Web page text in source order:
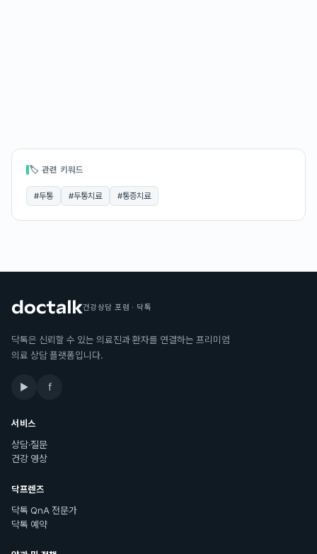
🏷 관련 키워드
#두통 #두통치료 #통증치료
건강상담 포럼 · 닥톡
닥톡은 신뢰할 수 있는 의료진과 환자를 연결하는 프리미엄
의료 상담 플랫폼입니다.
▶ f
서비스
상담·질문
건강 영상
닥프렌즈
닥톡 QnA 전문가
닥톡 예약